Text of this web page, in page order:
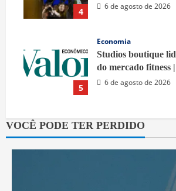
4
6 de agosto de 2026
5
Economia
Studios boutique
do mercado fitness
6 de agosto de 2026
VOCÊ PODE TER PERDIDO